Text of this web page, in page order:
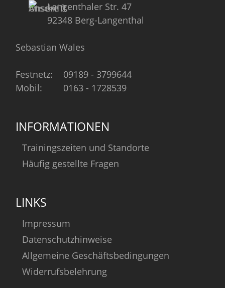
Langenthaler Str. 47
92348 Berg-Langenthal
Sebastian Wales
Festnetz:
09189 - 3799644
Mobil:
0163 - 1728539
INFORMATIONEN
Trainingszeiten und Standorte
Häufig gestellte Fragen
LINKS
Impressum
Datenschutzhinweise
Allgemeine Geschäftsbedingungen
Widerrufsbelehrung